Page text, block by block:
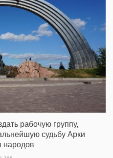
рабочую группу,
судьбу Арки
народов